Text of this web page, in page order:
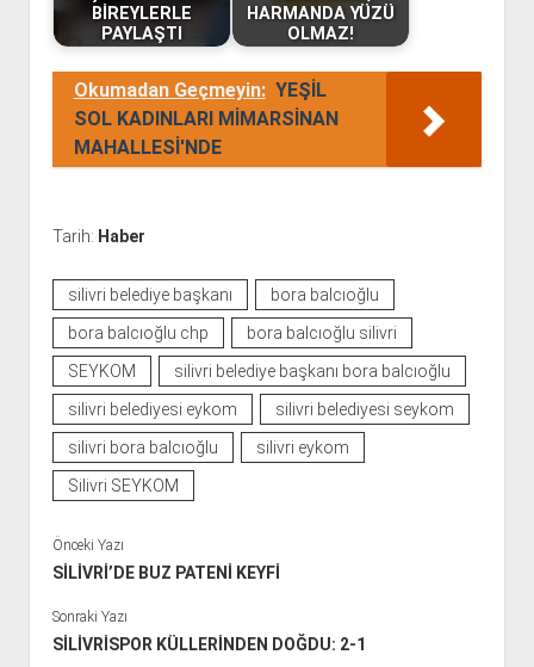
BİREYLERLE
PAYLAŞTI
HARMANDA YÜZÜ
OLMAZ!
Okumadan Geçmeyin: YEŞİL
SOL KADINLARI MİMARSİNAN
MAHALLESİ'NDE
Tarih: Haber
silivri belediye başkanı
bora balcıoğlu
bora balcıoğlu chp
bora balcıoğlu silivri
SEYKOM
silivri belediye başkanı bora balcıoğlu
silivri belediyesi eykom
silivri belediyesi seykom
silivri bora balcıoğlu
silivri eykom
Silivri SEYKOM
Önceki Yazı
SİLİVRİ’DE BUZ PATENİ KEYFİ
Sonraki Yazı
SİLİVRİSPOR KÜLLERİNDEN DOĞDU: 2-1